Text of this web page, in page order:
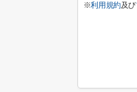
※利用規約及び